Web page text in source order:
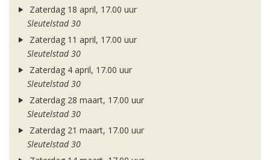
Zaterdag 18 april, 17.00 uur
Sleutelstad 30
Zaterdag 11 april, 17.00 uur
Sleutelstad 30
Zaterdag 4 april, 17.00 uur
Sleutelstad 30
Zaterdag 28 maart, 17.00 uur
Sleutelstad 30
Zaterdag 21 maart, 17.00 uur
Sleutelstad 30